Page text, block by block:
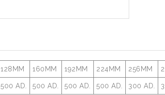
128MM 160MM 192MM 224MM 256MM
500 AD. 500 AD. 500 AD. 500 AD. 300 AD.